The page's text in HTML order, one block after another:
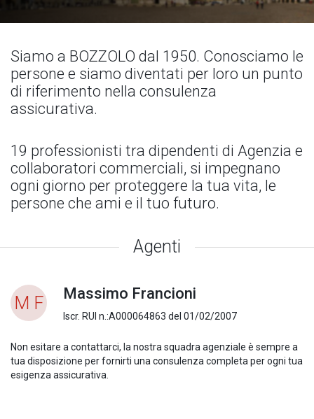
Siamo a BOZZOLO dal 1950. Conosciamo le
persone e siamo diventati per loro un punto
di riferimento nella consulenza
assicurativa.
19 professionisti tra dipendenti di Agenzia e
collaboratori commerciali, si impegnano
ogni giorno per proteggere la tua vita, le
persone che ami e il tuo futuro.
Agenti
M F Massimo Francioni
Iscr. RUI n.:A000064863 del 01/02/2007
Non esitare a contattarci, la nostra squadra agenziale è sempre a
tua disposizione per fornirti una consulenza completa per ogni tua
esigenza assicurativa.